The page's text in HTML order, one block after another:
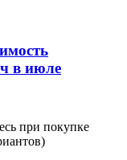
в июле
при покупке